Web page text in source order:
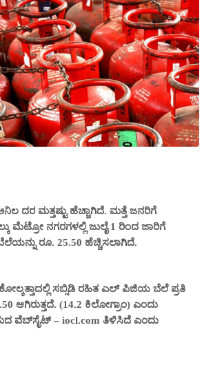
ದರ ಮತ್ತಷ್ಟು ಹೆಚ್ಚಾಗಿದೆ. ಮತ್ತೆ ಜನರಿಗೆ
ಮೆಟ್ರೋ ನಗರಗಳಲ್ಲಿ ಜುಲೈ 1 ರಿಂದ ಜಾರಿಗೆ
ರೂ. 25.50 ಹೆಚ್ಚಿಸಲಾಗಿದೆ.
ಸಬ್ಸಿಡಿ ರಹಿತ ಎಲ್‌ ಪಿಜಿಯ ಬೆಲೆ ಪ್ರತಿ
ಆಗಿರುತ್ತದೆ. (14.2 ಕಿಲೋಗ್ರಾಂ) ಎಂದು
ವೆಬ್‌ಸೈಟ್ – iocl.com ತಿಳಿಸಿದೆ ಎಂದು